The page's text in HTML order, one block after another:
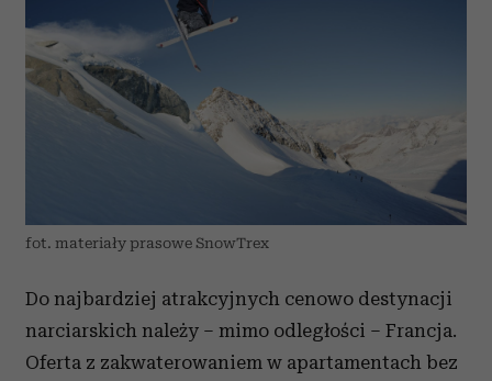
fot. materiały prasowe SnowTrex
Do najbardziej atrakcyjnych cenowo destynacji
narciarskich należy – mimo odległości – Francja.
Oferta z zakwaterowaniem w apartamentach bez